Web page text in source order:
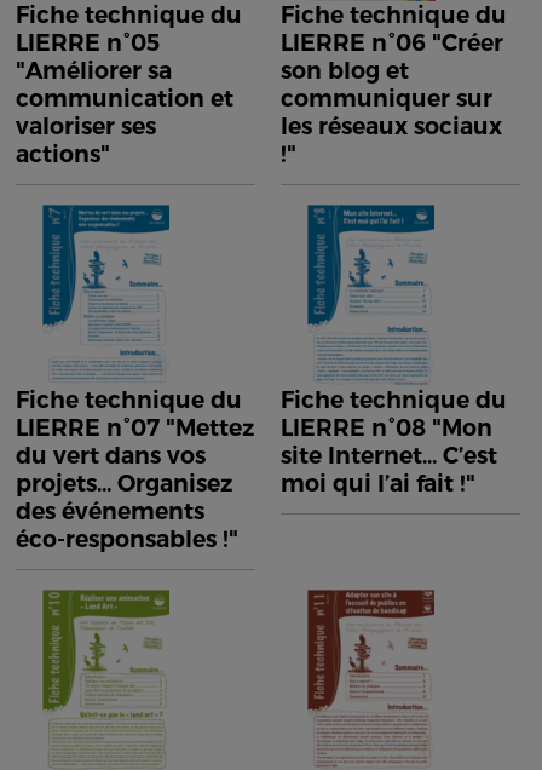
Fiche technique du
LIERRE n°05
"Améliorer sa
communication et
valoriser ses
actions"
Fiche technique du
LIERRE n°06 "Créer
son blog et
communiquer sur
les réseaux sociaux
!"
Fiche technique du
LIERRE n°07 "Mettez
du vert dans vos
projets... Organisez
des événements
éco-responsables !"
Fiche technique du
LIERRE n°08 "Mon
site Internet... C’est
moi qui l’ai fait !"